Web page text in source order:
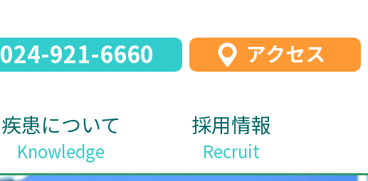
024-921-6660 アクセス
疾患について
Knowledge
採用情報
Recruit